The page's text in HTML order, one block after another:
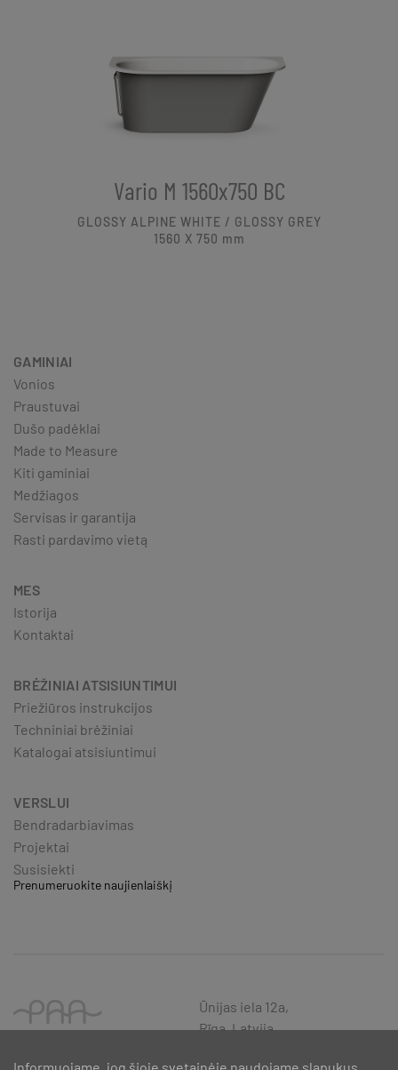
Vario M 1560x750 BC
GLOSSY ALPINE WHITE / GLOSSY GREY
1560 X 750 mm
GAMINIAI
Vonios
Praustuvai
Dušo padėklai
Made to Measure
Kiti gaminiai
Medžiagos
Servisas ir garantija
Rasti pardavimo vietą
MES
Istorija
Kontaktai
BRĖŽINIAI ATSISIUNTIMUI
Priežiūros instrukcijos
Techniniai brėžiniai
Katalogai atsisiuntimui
VERSLUI
Bendradarbiavimas
Projektai
Susisiekti
Prenumeruokite naujienlaiškį
Ūnijas iela 12a,
Rīga, Latvija